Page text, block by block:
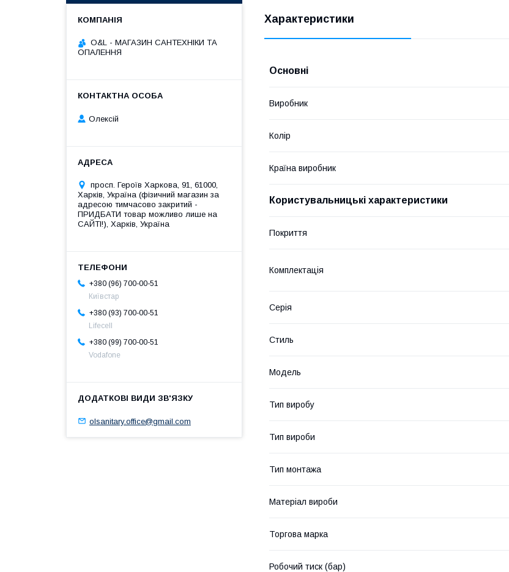
Характеристики
Основні
Виробник
Колір
Країна виробник
Користувальницькі характеристики
Покриття
Комплектація
Серія
Стиль
Мoдель
Тип виробу
Тип вироби
Тип монтажа
Матеріал вироби
Торгова марка
Робочий тиск (бар)
O&L - МАГАЗИН САНТЕХНІКИ ТА
ОПАЛЕННЯ
Олексій
просп. Героїв Харкова, 91, 61000,
Харків, Україна (фізичний магазин за
адресою тимчасово закритий -
ПРИДБАТИ товар можливо лише на
САЙТІ!), Харків, Україна
+380 (96) 700-00-51
Київстар
+380 (93) 700-00-51
Lifecell
+380 (99) 700-00-51
Vodafone
olsanitary.office@gmail.com